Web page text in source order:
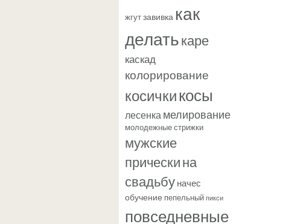
жгутзавивка как
делатькаре
каскад
колорирование
косичкикосы
лесенкамелирование
молодежные стрижки
мужские
прическина
свадьбуначес
обучение пепельный пикси
повседневные